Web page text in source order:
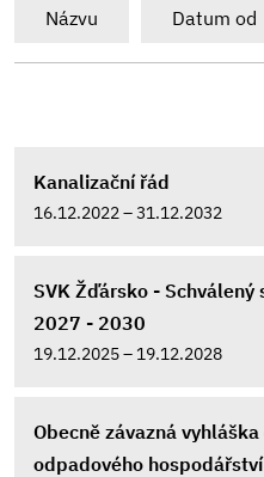
Názvu
Datum od
Kanalizační řád
16.12.2022 – 31.12.2032
SVK Žďársko -
2027 - 2030
19.12.2025 – 19.12.2028
Obecně závazná
odpadového hospodářství